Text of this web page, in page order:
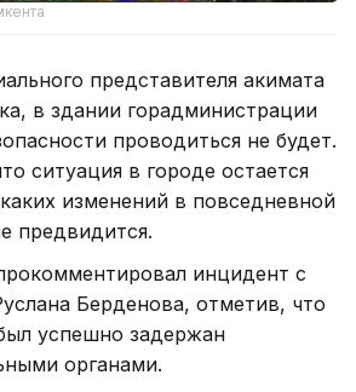
представителя акимата
в здании горадминистрации
проводиться не будет.
ситуация в городе остается
изменений в повседневной
предвидится.
инцидент с
Берденова, отметив, что
успешно задержан
органами.